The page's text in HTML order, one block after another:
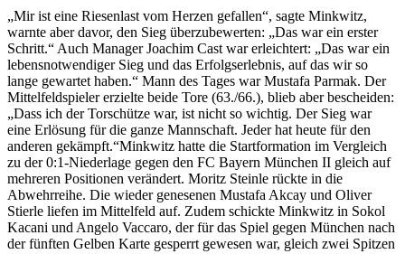
„Mir ist eine Riesenlast vom Herzen gefallen“, sagte Minkwitz,
warnte aber davor, den Sieg überzubewerten: „Das war ein erster
Schritt.“ Auch Manager Joachim Cast war erleichtert: „Das war ein
lebensnotwendiger Sieg und das Erfolgserlebnis, auf das wir so
lange gewartet haben.“ Mann des Tages war Mustafa Parmak. Der
Mittelfeldspieler erzielte beide Tore (63./66.), blieb aber bescheiden:
„Dass ich der Torschütze war, ist nicht so wichtig. Der Sieg war
eine Erlösung für die ganze Mannschaft. Jeder hat heute für den
anderen gekämpft.“Minkwitz hatte die Startformation im Vergleich
zu der 0:1-Niederlage gegen den FC Bayern München II gleich auf
mehreren Positionen verändert. Moritz Steinle rückte in die
Abwehrreihe. Die wieder genesenen Mustafa Akcay und Oliver
Stierle liefen im Mittelfeld auf. Zudem schickte Minkwitz in Sokol
Kacani und Angelo Vaccaro, der für das Spiel gegen München nach
der fünften Gelben Karte gesperrt gewesen war, gleich zwei Spitzen